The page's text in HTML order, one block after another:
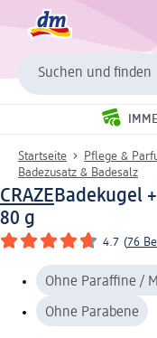
Suchen und finden
Startseite Pflege &
Badezusatz & Badesalz
CRAZEBadekugel
80 g
4.7 (76
Ohne Paraffine /
Ohne Parabene